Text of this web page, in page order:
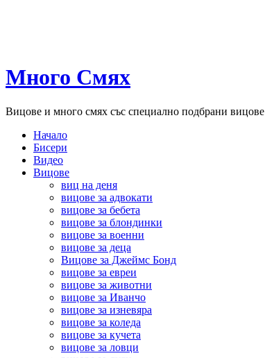
Много Смях
Вицове и много смях със специално подбрани вицове
Начало
Бисери
Видео
Вицове
виц на деня
вицове за адвокати
вицове за бебета
вицове за блондинки
вицове за военни
вицове за деца
Вицове за Джеймс Бонд
вицове за евреи
вицове за животни
вицове за Иванчо
вицове за изневяра
вицове за коледа
вицове за кучета
вицове за ловци